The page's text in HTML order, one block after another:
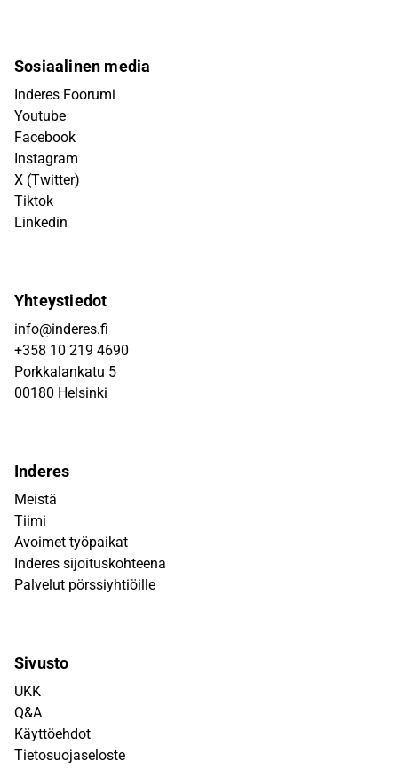
Sosiaalinen media
Inderes Foorumi
Youtube
Facebook
Instagram
X (Twitter)
Tiktok
Linkedin
Yhteystiedot
info@inderes.fi
+358 10 219 4690
Porkkalankatu 5
00180 Helsinki
Inderes
Meistä
Tiimi
Avoimet työpaikat
Inderes sijoituskohteena
Palvelut pörssiyhtiöille
Sivusto
UKK
Q&A
Käyttöehdot
Tietosuojaseloste